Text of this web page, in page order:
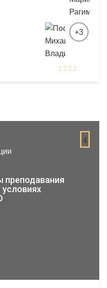
+3
4
преподавания
условиях